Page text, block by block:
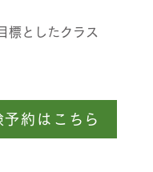
標としたクラス
予約はこちら